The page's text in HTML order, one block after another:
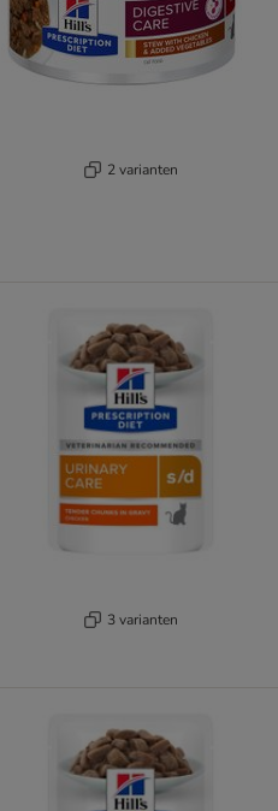
2 varianten
3 varianten